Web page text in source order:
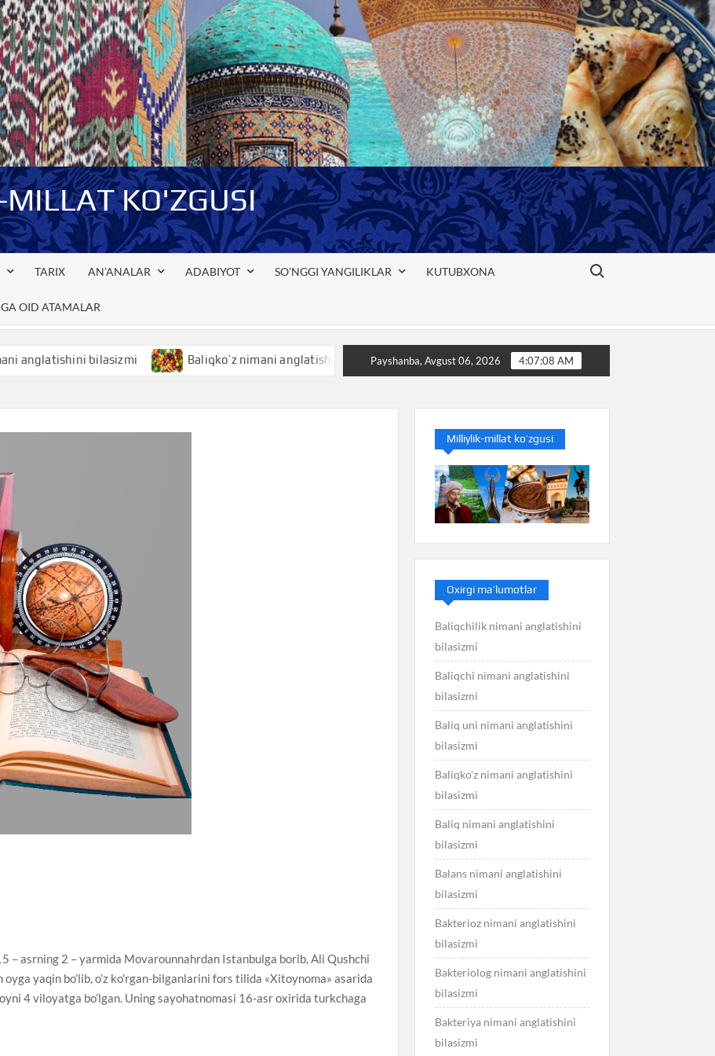
KO'ZGUSI
TARIX AN’ANALAR ADABIYOT SO’NGGI YANGILIKLAR KUTUBXONA
OID ATAMALAR
Search for:
bilasizmi Baliqko’z nimani anglatishini bilasizmi Baliq nimani anglatishini bilasizmi
Payshanba, Avgust 06, 2026 4:07:09 AM
– asrning 2 – yarmida Movarounnahrdan Istanbulga borib, Ali Qushchi
yaqin bo’lib, o’z ko’rgan-bilganlarini fors tilida «Xitoynoma» asarida
4 viloyatga bo’lgan. Uning sayohatnomasi 16-asr oxirida turkchaga
Milliylik-millat ko’zgusi
Oxirgi ma’lumotlar
Baliqchilik nimani anglatishini
bilasizmi
Baliqchi nimani anglatishini
bilasizmi
Baliq uni nimani anglatishini
bilasizmi
Baliqko’z nimani anglatishini
bilasizmi
Baliq nimani anglatishini
bilasizmi
Balans nimani anglatishini
bilasizmi
Bakterioz nimani anglatishini
bilasizmi
Bakteriolog nimani anglatishini
bilasizmi
Bakteriya nimani anglatishini
bilasizmi